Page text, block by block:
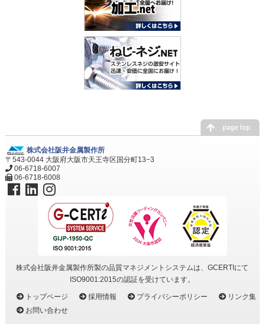
株式会社阪井金属製作所
〒543-0044 大阪府大阪市天王寺区国分町13−3
06-6718-6007
06-6718-6008
株式会社阪井金属製作所製の品質マネジメントシステムは、GCERTIにて
ISO9001:2015の認証を受けています。
トップページ 採用情報 プライバシーポリシー
リンク集
お問い合わせ